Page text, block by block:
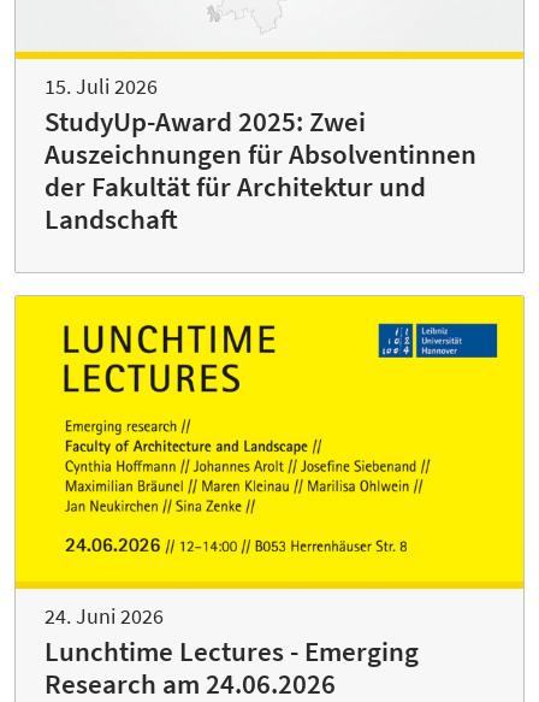
15. Juli 2026
StudyUp-Award 2025: Zwei
Auszeichnungen für Absolventinnen
der Fakultät für Architektur und
Landschaft
24. Juni 2026
Lunchtime Lectures - Emerging
Research am 24.06.2026